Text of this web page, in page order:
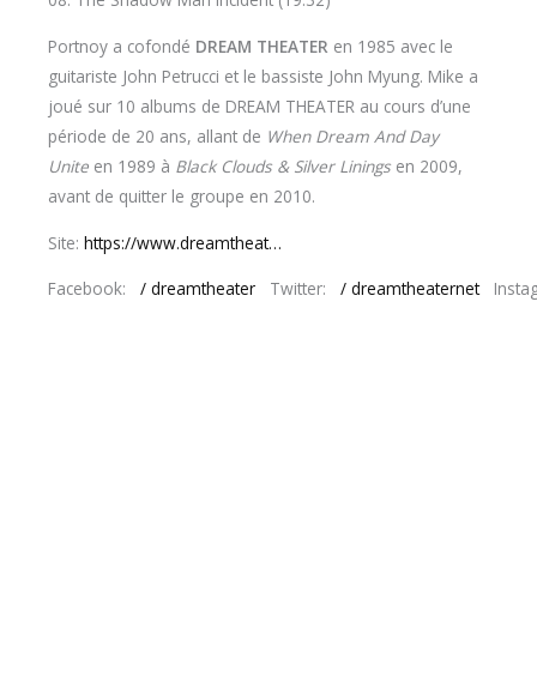
Portnoy a cofondé DREAM THEATER en 1985 avec le
guitariste John Petrucci et le bassiste John Myung. Mike a
joué sur 10 albums de DREAM THEATER au cours d’une
période de 20 ans, allant de When Dream And Day
Unite en 1989 à Black Clouds & Silver Liningsen 2009,
avant de quitter le groupe en 2010.
Site: https://www.dreamtheat…
Facebook: / dreamtheater Twitter: / dreamtheaternet